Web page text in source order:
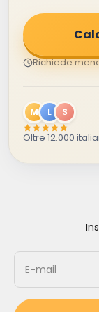
Richiede
M L S
Oltre 12.000
E-mail